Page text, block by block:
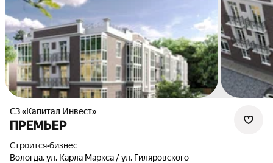
СЗ «Капитал Инвест»
ПРЕМЬЕР
Строится•бизнес
Вологда, ул. Карла Маркса / ул. Гиляровского